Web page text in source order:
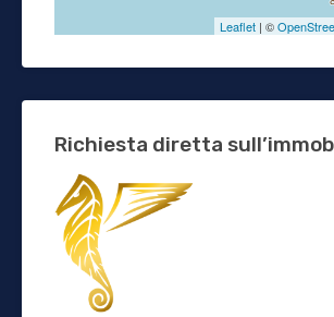
Leaflet | ©
Richiesta diretta